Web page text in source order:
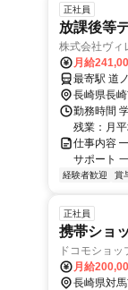
正社員
放課後等
株式会社ヴィ
月給
長崎県長
勤務時間
残業：月
仕事内
サポー
経験者歓迎 賞
正社員
携帯ショ
ドコモショ
月給
長崎県対